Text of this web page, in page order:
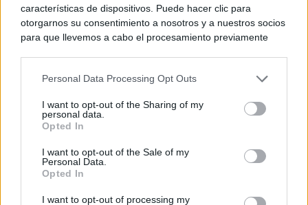
características de dispositivos. Puede hacer clic para
otorgarnos su consentimiento a nosotros y a nuestros socios
para que llevemos a cabo el procesamiento previamente
negar su consentimiento. Tenga en cuenta que algún
de su consentimiento, pero usted tiene el derecho de
rechazar tal procesamiento. Sus preferencias se aplicarán
cualquier momento entrando de nuevo en este sitio web o
visitando nuestra política de privacidad.
Personal Data Processing Opt Outs
I want to opt-out of the Sharing of my
personal data.
Opted In
I want to opt-out of the Sale of my
Personal Data.
Opted In
I want to opt-out of processing my